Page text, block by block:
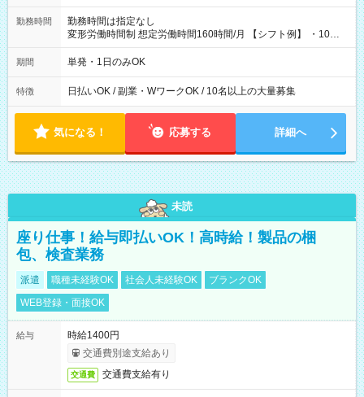
勤務時間
勤務時間は指定なし
変形労働時間制 想定労働時間160時間/月 【シフト例】 ・10：
00～20：00
期間 単発・1日のみOK
特徴 日払いOK / 副業・WワークOK / 10名以上の大量募集
気になる！ 応募する 詳細へ
未読
座り仕事！給与即払いOK！高時給！製品の梱
包、検査業務
派遣 職種未経験OK 社会人未経験OK
ブランクOK
WEB登録・面接OK
給与
時給1400円
交通費別途支給あり
交通費 交通費支給有り